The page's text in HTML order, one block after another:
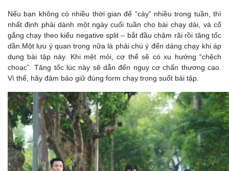
Nếu bạn không có nhiều thời gian để “cày” nhiều trong tuần, thì
nhất định phải dành một ngày cuối tuần cho bài chạy dài, và cố
gắng chạy theo kiểu negative split – bắt đầu chậm rãi rồi tăng tốc
dần.Một lưu ý quan trọng nữa là phải chú ý đến dáng chạy khi áp
dụng bài tập này. Khi mệt mỏi, cơ thể sẽ có xu hướng “chệch
choạc”. Tăng tốc lúc này sẽ dẫn đến nguy cơ chấn thương cao.
Vì thế, hãy đảm bảo giữ đúng form chạy trong suốt bài tập.